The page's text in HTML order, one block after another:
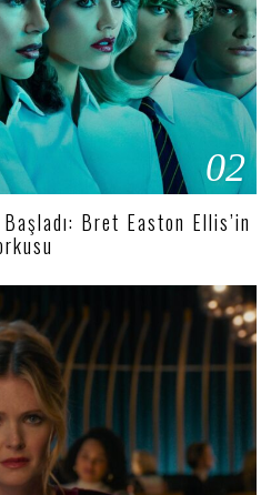
02
Bret Easton Ellis’in